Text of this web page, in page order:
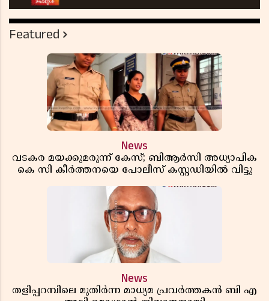
Featured
News
വടകര മയക്കുമരുന്ന് കേസ്; ബിആർസി അധ്യാപിക
കെ സി കീർത്തനയെ പോലീസ് കസ്റ്റഡിയിൽ വിട്ടു
News
തളിപ്പറമ്പിലെ മുതിർന്ന മാധ്യമ പ്രവർത്തകൻ ബി എ